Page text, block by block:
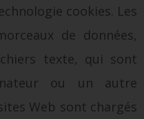
cookies. Les
de données,
texte, qui sont
ou un autre
Web sont chargés